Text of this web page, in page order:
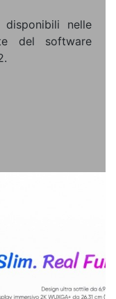
nelle
del software